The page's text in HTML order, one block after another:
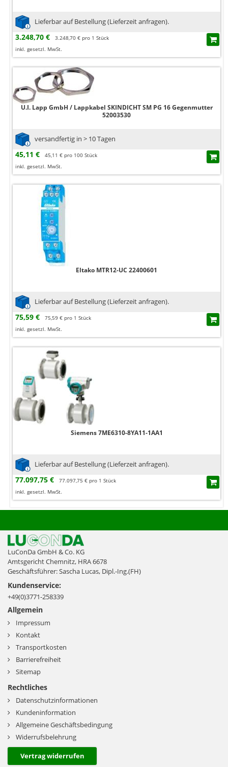
Lieferbar auf Bestellung (Lieferzeit anfragen).
3.248,70 €
3.248,70 € pro 1 Stück
inkl. gesetzl. MwSt.
U.I. Lapp GmbH / Lappkabel SKINDICHT SM PG 16 Gegenmutter
52003530
versandfertig in > 10 Tagen
45,11 €
45,11 € pro 100 Stück
inkl. gesetzl. MwSt.
Eltako MTR12-UC 22400601
Lieferbar auf Bestellung (Lieferzeit anfragen).
75,59 €
75,59 € pro 1 Stück
inkl. gesetzl. MwSt.
Siemens 7ME6310-8YA11-1AA1
Lieferbar auf Bestellung (Lieferzeit anfragen).
77.097,75 €
77.097,75 € pro 1 Stück
inkl. gesetzl. MwSt.
LuConDa GmbH & Co. KG
Amtsgericht Chemnitz, HRA 6678
Geschäftsführer: Sascha Lucas, Dipl.-Ing.(FH)
Kundenservice:
+49(0)3771-258339
Allgemein
Impressum
Kontakt
Transportkosten
Barrierefreiheit
Sitemap
Rechtliches
Datenschutzinformationen
Kundeninformation
Allgemeine Geschäftsbedingung
Widerrufsbelehrung
Vertrag widerrufen